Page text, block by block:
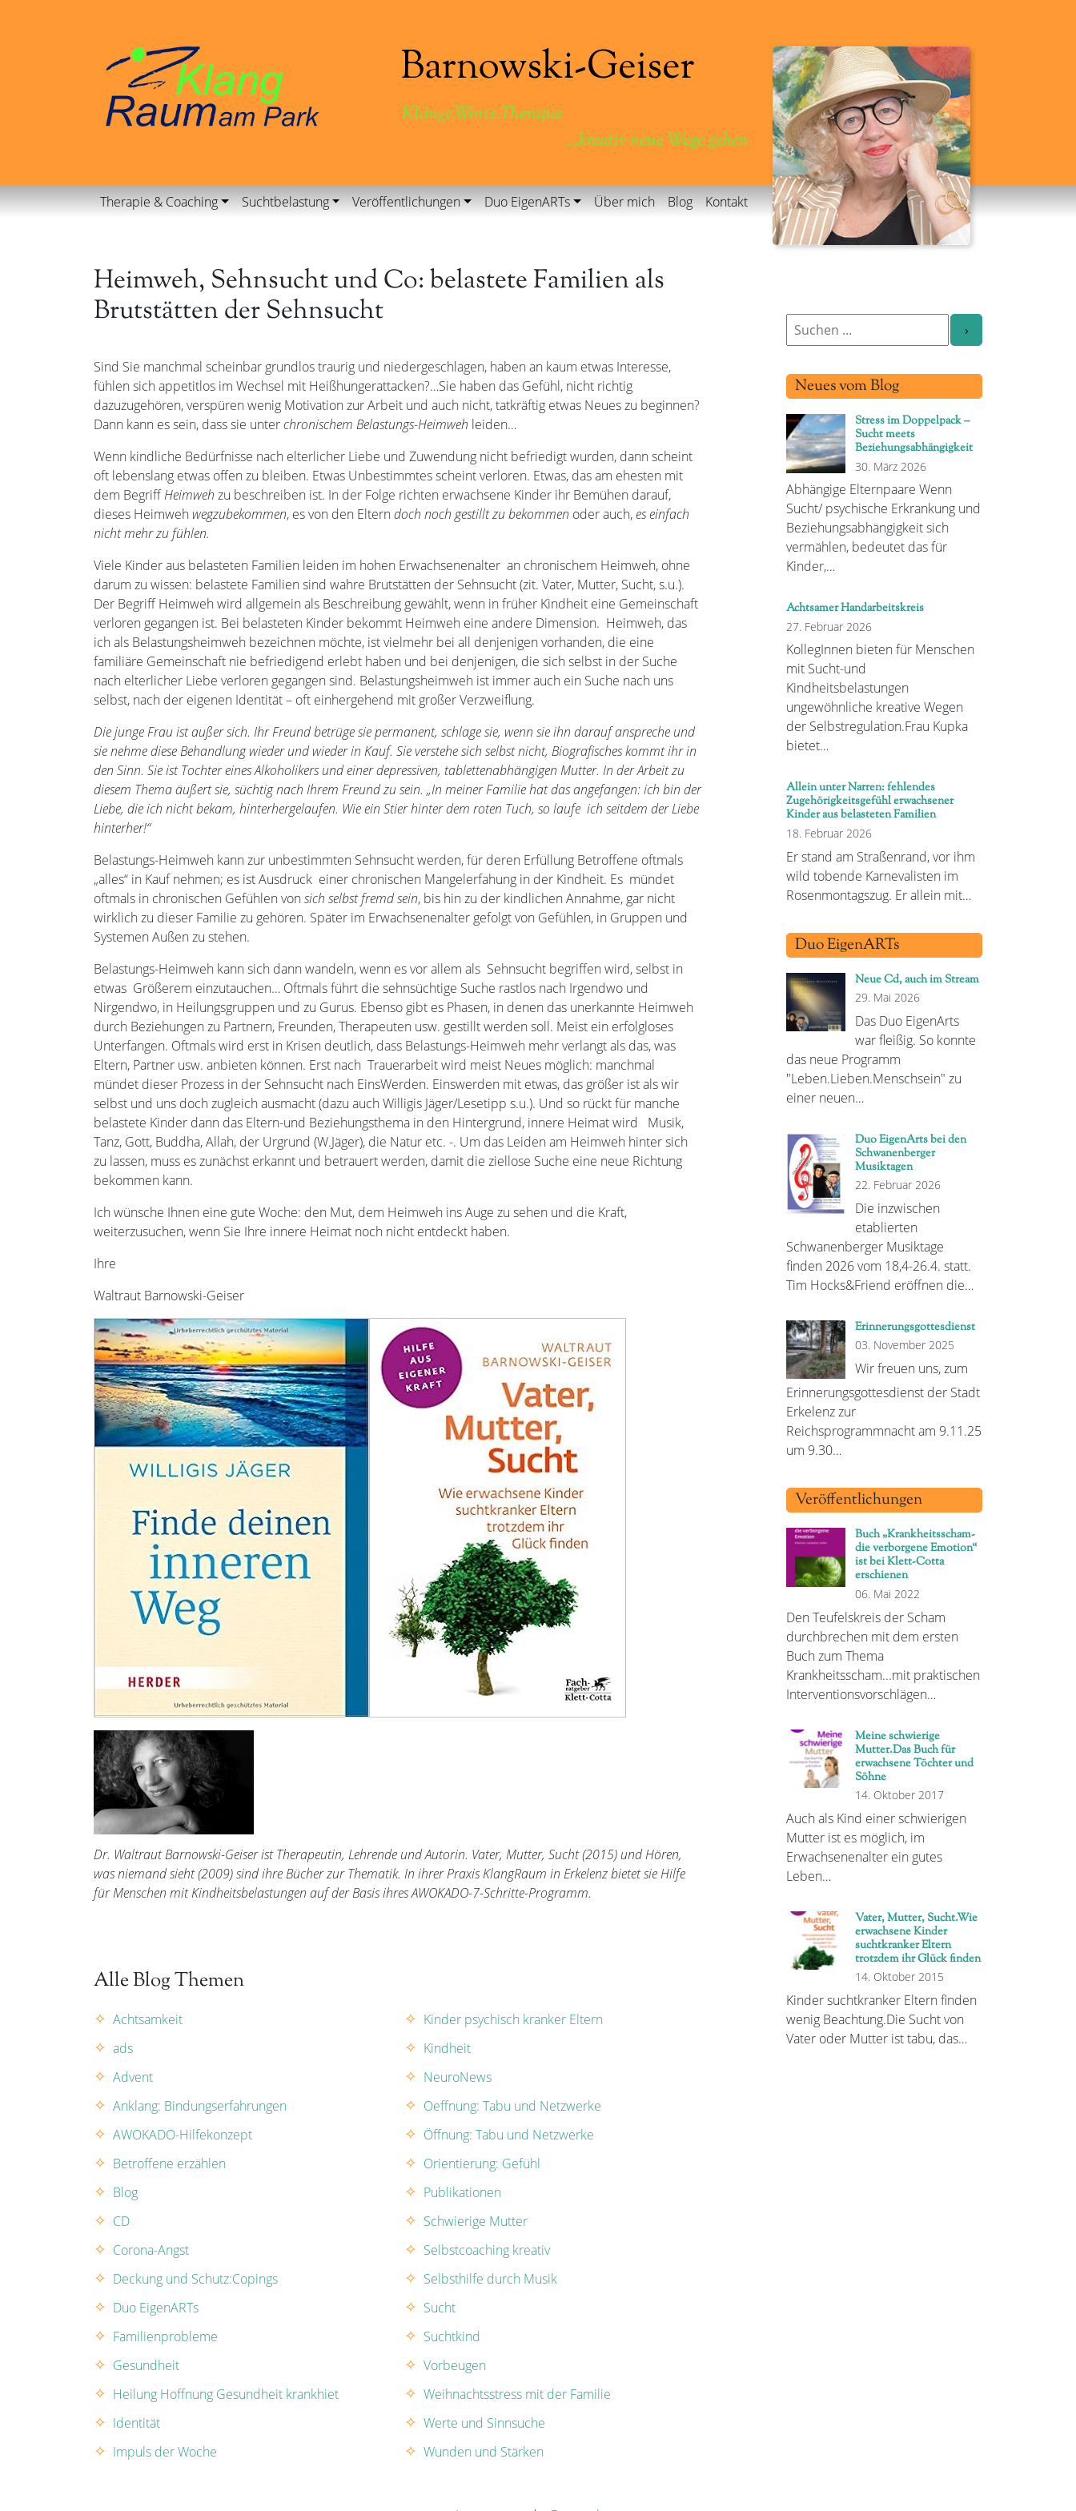
Klänge.Worte.Therapie
...kreativ neue Wege gehen
Therapie & Coaching Suchtbelastung Veröffentlichungen Duo EigenARTs Über mich Blog Kontakt
Heimweh, Sehnsucht und Co: belastete Familien als
Brutstätten der Sehnsucht
Sind Sie manchmal scheinbar grundlos traurig und niedergeschlagen, haben an kaum etwas Interesse,
fühlen sich appetitlos im Wechsel mit Heißhungerattacken?…Sie haben das Gefühl, nicht richtig
dazuzugehören, verspüren wenig Motivation zur Arbeit und auch nicht, tatkräftig etwas Neues zu beginnen?
Dann kann es sein, dass sie unterchronischem Belastungs-Heimweh leiden…
Wenn kindliche Bedürfnisse nach elterlicher Liebe und Zuwendung nicht befriedigt wurden, dann scheint
oft lebenslang etwas offen zu bleiben. Etwas Unbestimmtes scheint verloren. Etwas, das am ehesten mit
dem BegriffHeimweh zu beschreiben ist. In der Folge richten erwachsene Kinder ihr Bemühen darauf,
dieses Heimweh wegzubekommen, es von den Elterndoch noch gestillt zu bekommen oder auch,es einfach
nicht mehr zu fühlen.
Viele Kinder aus belasteten Familien leiden im hohen Erwachsenenalter an chronischem Heimweh, ohne
darum zu wissen: belastete Familien sind wahre Brutstätten der Sehnsucht (zit. Vater, Mutter, Sucht, s.u.).
Der Begriff Heimweh wird allgemein als Beschreibung gewählt, wenn in früher Kindheit eine Gemeinschaft
verloren gegangen ist. Bei belasteten Kinder bekommt Heimweh eine andere Dimension. Heimweh, das
ich als Belastungsheimweh bezeichnen möchte, ist vielmehr bei all denjenigen vorhanden, die eine
familiäre Gemeinschaft nie befriedigend erlebt haben und bei denjenigen, die sich selbst in der Suche
nach elterlicher Liebe verloren gegangen sind. Belastungsheimweh ist immer auch ein Suche nach uns
selbst, nach der eigenen Identität – oft einhergehend mit großer Verzweiflung.
Die junge Frau ist außer sich. Ihr Freund betrüge sie permanent, schlage sie, wenn sie ihn darauf anspreche und
sie nehme diese Behandlung wieder und wieder in Kauf. Sie verstehe sich selbst nicht, Biografisches kommt ihr in
den Sinn. Sie ist Tochter eines Alkoholikers und einer depressiven, tablettenabhängigen Mutter. In der Arbeit zu
diesem Thema äußert sie, süchtig nach Ihrem Freund zu sein. „In meiner Familie hat das angefangen: ich bin der
Liebe, die ich nicht bekam, hinterhergelaufen. Wie ein Stier hinter dem roten Tuch, so laufe ich seitdem der Liebe
hinterher!“
Belastungs-Heimweh kann zur unbestimmten Sehnsucht werden, für deren Erfüllung Betroffene oftmals
„alles“ in Kauf nehmen; es ist Ausdruck einer chronischen Mangelerfahung in der Kindheit. Es mündet
oftmals in chronischen Gefühlen vonsich selbst fremd sein, bis hin zu der kindlichen Annahme, gar nicht
wirklich zu dieser Familie zu gehören. Später im Erwachsenenalter gefolgt von Gefühlen, in Gruppen und
Systemen Außen zu stehen.
Belastungs-Heimweh kann sich dann wandeln, wenn es vor allem als Sehnsucht begriffen wird, selbst in
etwas Größerem einzutauchen… Oftmals führt die sehnsüchtige Suche rastlos nach Irgendwo und
Nirgendwo, in Heilungsgruppen und zu Gurus. Ebenso gibt es Phasen, in denen das unerkannte Heimweh
durch Beziehungen zu Partnern, Freunden, Therapeuten usw. gestillt werden soll. Meist ein erfolgloses
Unterfangen. Oftmals wird erst in Krisen deutlich, dass Belastungs-Heimweh mehr verlangt als das, was
Eltern, Partner usw. anbieten können. Erst nach Trauerarbeit wird meist Neues möglich: manchmal
mündet dieser Prozess in der Sehnsucht nach EinsWerden. Einswerden mit etwas, das größer ist als wir
selbst und uns doch zugleich ausmacht (dazu auch Willigis Jäger/Lesetipp s.u.). Und so rückt für manche
belastete Kinder dann das Eltern-und Beziehungsthema in den Hintergrund, innere Heimat wird Musik,
Tanz, Gott, Buddha, Allah, der Urgrund (W.Jäger), die Natur etc. -. Um das Leiden am Heimweh hinter sich
zu lassen, muss es zunächst erkannt und betrauert werden, damit die ziellose Suche eine neue Richtung
bekommen kann.
Ich wünsche Ihnen eine gute Woche: den Mut, dem Heimweh ins Auge zu sehen und die Kraft,
weiterzusuchen, wenn Sie Ihre innere Heimat noch nicht entdeckt haben.
Ihre
Waltraut Barnowski-Geiser
Dr. Waltraut Barnowski-Geiser ist Therapeutin, Lehrende und Autorin. Vater, Mutter, Sucht (2015) und Hören,
was niemand sieht (2009) sind ihre Bücher zur Thematik. In ihrer Praxis KlangRaum in Erkelenz bietet sie Hilfe
für Menschen mit Kindheitsbelastungen auf der Basis ihres AWOKADO-7-Schritte-Programm.
Alle Blog Themen
Achtsamkeit
ads
Advent
Anklang: Bindungserfahrungen
AWOKADO-Hilfekonzept
Betroffene erzählen
Blog
CD
Corona-Angst
Deckung und Schutz:Copings
Duo EigenARTs
Familienprobleme
Gesundheit
Heilung Hoffnung Gesundheit krankhiet
Identität
Impuls der Woche
Kinder psychisch kranker Eltern
Kindheit
NeuroNews
Oeffnung: Tabu und Netzwerke
Öffnung: Tabu und Netzwerke
Orientierung: Gefühl
Publikationen
Schwierige Mutter
Selbstcoaching kreativ
Selbsthilfe durch Musik
Sucht
Suchtkind
Vorbeugen
Weihnachtsstress mit der Familie
Werte und Sinnsuche
Wunden und Stärken
Neues vom Blog
Stress im Doppelpack –
Sucht meets
Beziehungsabhängigkeit
30. März 2026
Abhängige Elternpaare Wenn
Sucht/ psychische Erkrankung und
Beziehungsabhängigkeit sich
vermählen, bedeutet das für
Kinder,…
Achtsamer Handarbeitskreis
27. Februar 2026
KollegInnen bieten für Menschen
mit Sucht-und
Kindheitsbelastungen
ungewöhnliche kreative Wegen
der Selbstregulation.Frau Kupka
bietet…
Allein unter Narren: fehlendes
Zugehörigkeitsgefühl erwachsener
Kinder aus belasteten Familien
18. Februar 2026
Er stand am Straßenrand, vor ihm
wild tobende Karnevalisten im
Rosenmontagszug. Er allein mit…
Duo EigenARTs
Neue Cd, auch im Stream
29. Mai 2026
Das Duo EigenArts
war fleißig. So konnte
das neue Programm
"Leben.Lieben.Menschsein" zu
einer neuen…
Duo EigenArts bei den
Schwanenberger
Musiktagen
22. Februar 2026
Die inzwischen
etablierten
Schwanenberger Musiktage
finden 2026 vom 18,4-26.4. statt.
Tim Hocks&Friend eröffnen die…
Erinnerungsgottesdienst
03. November 2025
Wir freuen uns, zum
Erinnerungsgottesdienst der Stadt
Erkelenz zur
Reichsprogrammnacht am 9.11.25
um 9.30…
Veröffentlichungen
Buch „Krankheitsscham-
die verborgene Emotion“
ist bei Klett-Cotta
erschienen
06. Mai 2022
Den Teufelskreis der Scham
durchbrechen mit dem ersten
Buch zum Thema
Krankheitsscham...mit praktischen
Interventionsvorschlägen…
Meine schwierige
Mutter.Das Buch für
erwachsene Töchter und
Söhne
14. Oktober 2017
Auch als Kind einer schwierigen
Mutter ist es möglich, im
Erwachsenenalter ein gutes
Leben…
Vater, Mutter, Sucht.Wie
erwachsene Kinder
suchtkranker Eltern
trotzdem ihr Glück finden
14. Oktober 2015
Kinder suchtkranker Eltern finden
wenig Beachtung.Die Sucht von
Vater oder Mutter ist tabu, das…